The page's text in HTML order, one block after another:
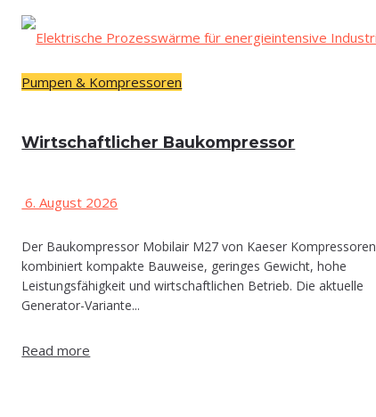
Pumpen & Kompressoren
Wirt­schaft­li­cher Baukompressor
6. August 2026
Der Baukompressor Mobilair M27 von Kaeser Kompressoren
kombiniert kompakte Bauweise, geringes Gewicht, hohe
Leistungsfähigkeit und wirtschaftlichen Betrieb. Die aktuelle
Generator-Variante...
Read more